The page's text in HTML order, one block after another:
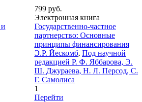
799 руб.
Электронная книга
Государственно-частное
партнерство: Основные
принципы финансирования
Э.Р. Йескомб, Под научной
редакцией Р. Ф. Яббарова, Э.
Ш. Джураева, Н. Л. Персод, С.
Г. Самолиса
1
Перейти